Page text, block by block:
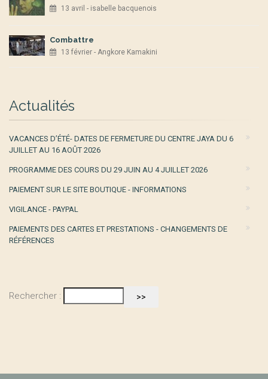
13 avril - isabelle bacquenois
Combattre
13 février - Angkore Kamakini
Actualités
VACANCES D’ÉTÉ- DATES DE FERMETURE DU CENTRE JAYA DU 6
JUILLET AU 16 AOÛT 2026
PROGRAMME DES COURS DU 29 JUIN AU 4 JUILLET 2026
PAIEMENT SUR LE SITE BOUTIQUE - INFORMATIONS
VIGILANCE - PAYPAL
PAIEMENTS DES CARTES ET PRESTATIONS - CHANGEMENTS DE
RÉFÉRENCES
Rechercher :